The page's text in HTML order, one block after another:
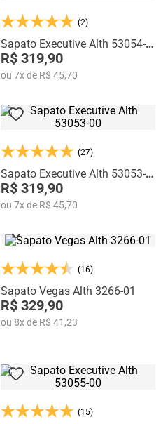
(2)
Sapato Executive Alth 53054-
01
R$ 319,90
ou 7xde R$ 45,70
(27)
Sapato Executive Alth 53053-
00
R$ 319,90
ou 7xde R$ 45,70
(16)
Sapato Vegas Alth 3266-01
R$ 329,90
ou 8xde R$ 41,23
(15)